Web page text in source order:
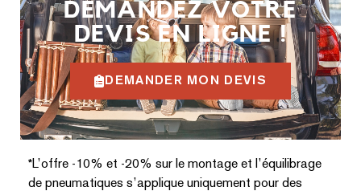
DEMANDEZ VOTRE
DEVIS EN LIGNE !
DEMANDER MON DEVIS
*L’offre -10% et -20% sur le montage et l’équilibrage
de pneumatiques s’applique uniquement pour des